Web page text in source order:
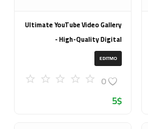
Ultimate YouTube Video Gallery
- High-Quality Digital
Collection
EDITMO
0
5$